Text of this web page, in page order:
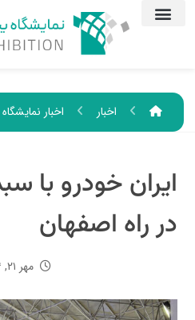
اخبار اخبار
ایران خودرو با
در راه اصفهان
مهر ۲۱, ۱۴۰۴